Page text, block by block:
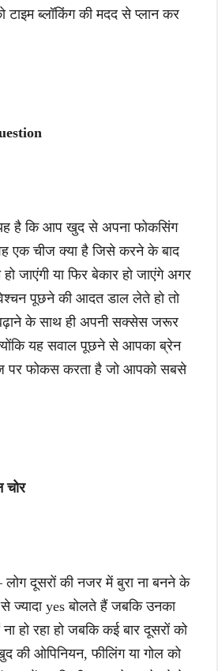
ब्लॉकिंग की मदद से प्लान कर
है कि आप खुद से अपना फोकसिंग
एक चीज क्या है जिसे करने के बाद
जाएंगी या फिर बेकार हो जाएंगे अगर
पूछने की आदत डाल लेते हो तो
के साथ ही अपनी सक्सेस जरूर
यह सवाल पूछने से आपका ब्रेन
पर फोकस करता है जो आपको सबसे
चोर
लोग दूसरों की नजर में बुरा ना बनने के
ज्यादा yes बोलते हैं जबकि उनका
हो रहा हो जबकि कई बार दूसरों को
की ओपिनियन, फीलिंग या गोल को